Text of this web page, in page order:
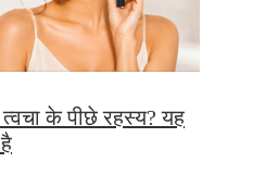
के पीछे रहस्य? यह